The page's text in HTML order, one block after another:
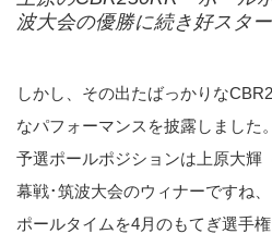
波大会の優勝に続き好スター
しかし、その出たばっかりな
なパフォーマンスを披露しました。
予選ポールポジションは上原大輝
幕戦･筑波大会のウィナーですね
ポールタイムを4月のもてぎ選手